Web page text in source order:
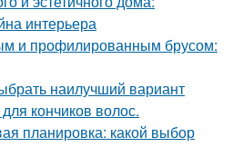
интерьера
и профилированным брусом:
наилучший вариант
кончиков волос.
планировка: какой выбор